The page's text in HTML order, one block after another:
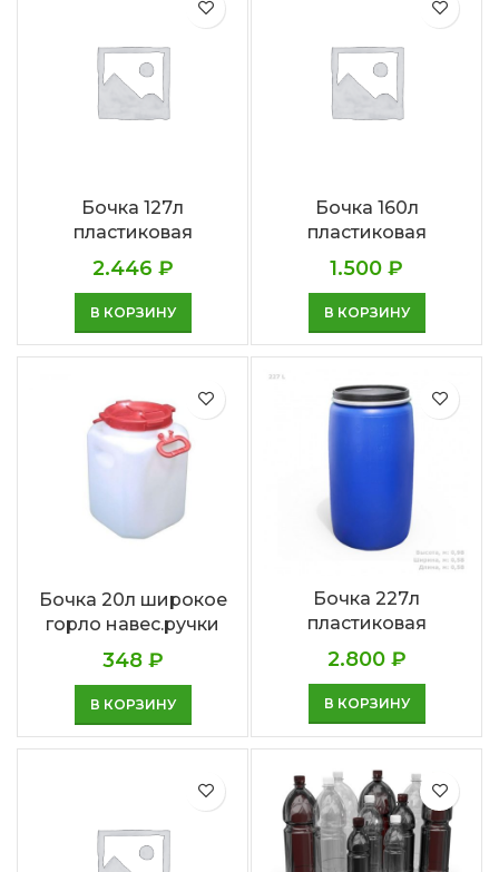
Бочка 127л
пластиковая
2.446 ₽
В КОРЗИНУ
Бочка 160л
пластиковая
1.500 ₽
В КОРЗИНУ
Бочка 20л широкое
горло навес.ручки
348 ₽
В КОРЗИНУ
Бочка 227л
пластиковая
2.800 ₽
В КОРЗИНУ